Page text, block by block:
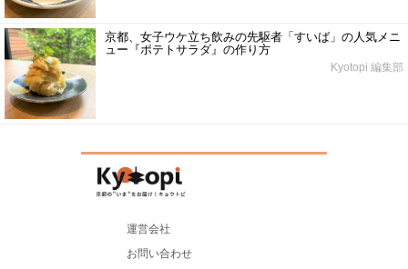
京都、女子ウケ立ち飲みの先駆者「すいば」の人気メニ
ュー『ポテトサラダ』の作り方
Kyotopi 編集部
運営会社
お問い合わせ